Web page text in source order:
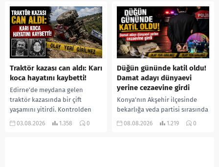
kadın kıyafetleri giydirdiği,
özür videosu çektirip...
salgında vaka sayısının 20 bini
aştığı belirtilirken, sağlık...
Traktör kazası can aldı: Karı
koca hayatını kaybetti!
Edirne’de meydana gelen
traktör kazasında bir çift
yaşamını yitirdi. Kontrolden
çıkarak devrilen traktörün
03.08.2026 1.358 0
Düğün gününde katil oldu!
Damat adayı dünyaevi
yerine cezaevine girdi
Konya’nın Akşehir ilçesinde
bekarlığa veda partisi sırasında
çıkan kavgada bir kişi hayatını
08.08.2026 1.219 0